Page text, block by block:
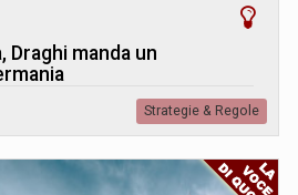
Draghi manda un
Strategie & Regole